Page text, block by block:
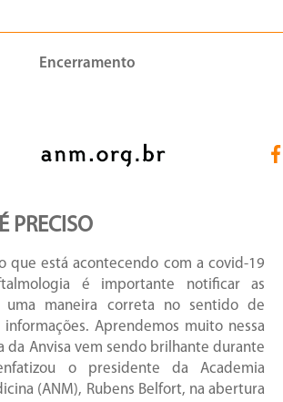
Encerramento
PRECISO
que está acontecendo com a covid-19
é importante notificar as
uma maneira correta no sentido de
Aprendemos muito nessa
da Anvisa vem sendo brilhante durante
o presidente da Academia
(ANM), Rubens Belfort, na abertura